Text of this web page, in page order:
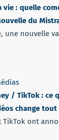
vie : quelle
du
une nouvelle
/ TikTok : ce
change tout
TikTok ont